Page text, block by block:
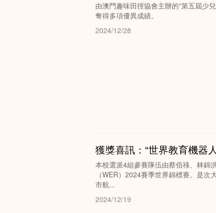
由澳門趣味田徑協會主辦的“第五屆少
奪得多項優異成績。
2024/12/28
獲獎喜訊：“世界教育機器
本校選派4組參賽隊伍由蔡佰祿、林錦
（WER）2024賽季世界錦標賽。是
市航...
2024/12/19